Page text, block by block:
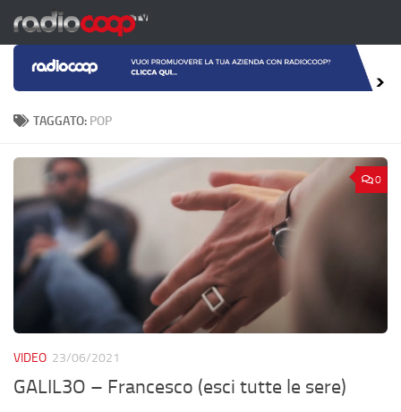
Salta al contenuto
TAGGATO: POP
0
VIDEO 23/06/2021
GALIL3O – Francesco (esci tutte le sere)